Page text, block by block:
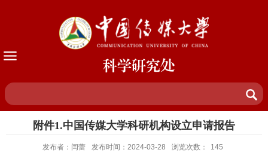
科学研究处
附件1.中国传媒大学科研机构设立申请报告
发布者：闫蕾 发布时间：2024-03-28 浏览次数： 145